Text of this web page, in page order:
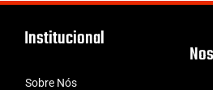
Institucional
Sobre Nós